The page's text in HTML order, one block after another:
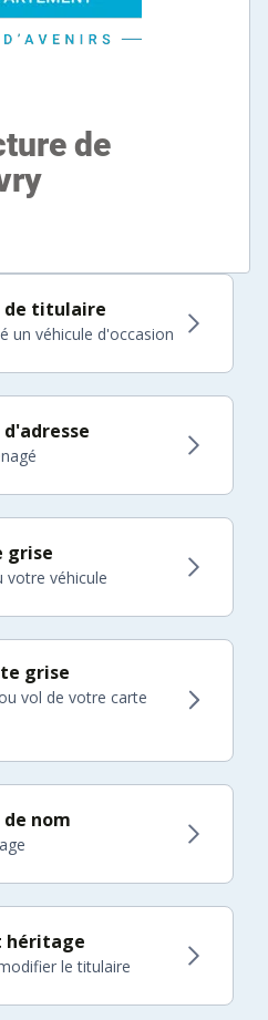
de titulaire
un véhicule d'occasion
grise
votre véhicule
grise
vol de votre carte
nom
héritage
le titulaire